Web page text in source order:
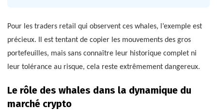
Pour les traders retail qui observent ces whales, l’exemple est
précieux. Il est tentant de copier les mouvements des gros
portefeuilles, mais sans connaître leur historique complet ni
leur tolérance au risque, cela reste extrêmement dangereux.
Le rôle des whales dans la dynamique du
marché crypto